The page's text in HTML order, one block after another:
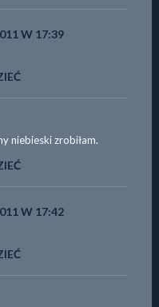
W 17:39
niebieski zrobiłam.
W 17:42